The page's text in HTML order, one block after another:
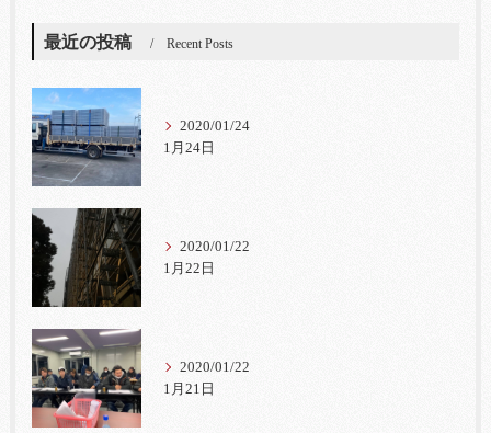
最近の投稿 Recent Posts
2020/01/24
1月24日
2020/01/22
1月22日
2020/01/22
1月21日